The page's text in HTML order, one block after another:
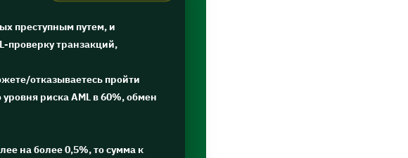
преступным путем, и
проверку транзакций,
отказываетесь пройти
риска AML в 60%, обмен
на более 0,5%, то сумма к